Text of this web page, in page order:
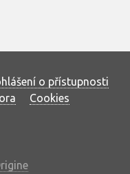
o přístupnosti
Cookies